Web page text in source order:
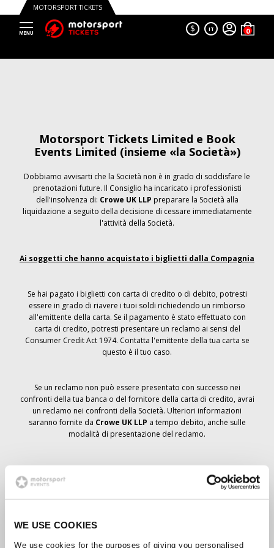
WE USE COOKIES
We use cookies for the purposes of giving you personalised
MOTORSPORT TICKETS
$ IT
Motorsport Tickets Limited e Book
Events Limited (insieme «la Società»)
Dobbiamo avvisarti che la Società non è in grado di soddisfare le
prenotazioni future. Il Consiglio ha incaricato i professionisti
dell'insolvenza di: Crowe UK LLP preparare la Società alla
liquidazione a seguito della decisione di cessare immediatamente
l'attività della Società.
Ai soggetti che hanno acquistato i biglietti dalla Compagnia
Se hai pagato i biglietti con carta di credito o di debito, potresti
essere in grado di riavere i tuoi soldi richiedendo un rimborso
all'emittente della carta. Se il pagamento è stato effettuato con
carta di credito, potresti presentare un reclamo ai sensi del
Consumer Credit Act 1974. Contatta l'emittente della tua carta se
questo è il tuo caso.
Se un reclamo non può essere presentato con successo nei
confronti della tua banca o del fornitore della carta di credito, avrai
un reclamo nei confronti della Società. Ulteriori informazioni
saranno fornite da Crowe UK LLP a tempo debito, anche sulle
modalità di presentazione del reclamo.
del biglietto, la prenotazione non è stata cancellata e si prevede
che riceverai i biglietti ordinati a tempo debito. La direzione della